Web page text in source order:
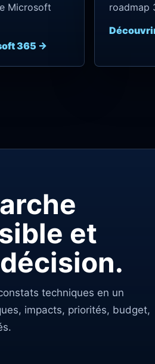
Microsoft
365 →
roadmap
et
techniques en un
impacts, priorités, budget,